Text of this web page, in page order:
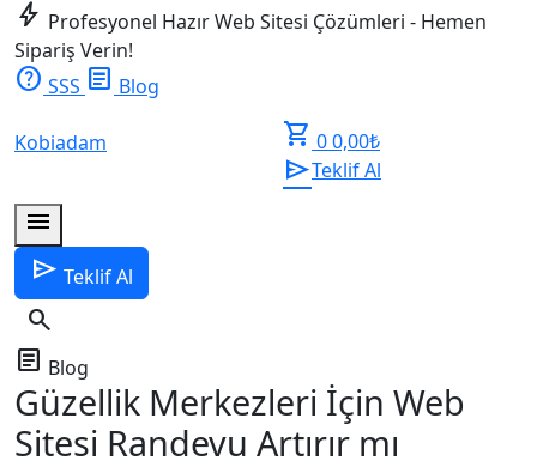
bolt Profesyonel Hazır Web Sitesi Çözümleri - Hemen
Sipariş Verin!
help SSS article Blog
Kobiadam shopping_cart 00,00₺
sendTeklif Al
menu
send Teklif Al
search
article Blog
Güzellik Merkezleri İçin Web
Sitesi Randevu Artırır mı